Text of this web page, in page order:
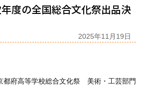
年度の全国総合文化祭出品決
2025年11月19日
都府高等学校総合文化祭 美術・工芸部門